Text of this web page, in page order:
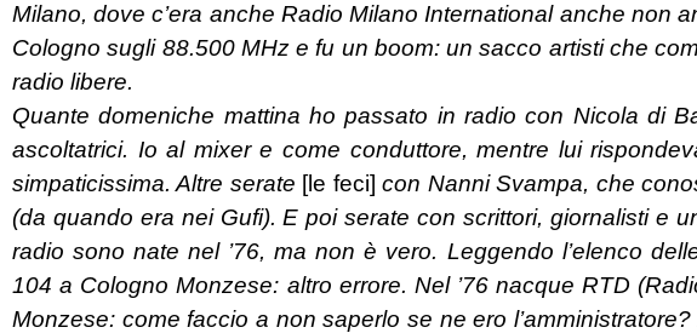
Milano, dove c’era anche Radio Milano International anche non
Cologno sugli 88.500 MHz e fu un boom: un sacco artisti che
radio libere.
Quante domeniche mattina ho passato in radio con Nicola di
ascoltatrici. Io al mixer e come conduttore, mentre lui
simpaticissima. Altre serate [le feci]con Nanni Svampa, che
(da quando era nei Gufi). E poi serate con scrittori, giornalisti e
radio sono nate nel ’76, ma non è vero. Leggendo l’elenco
104 a Cologno Monzese: altro errore. Nel ’76 nacque RTD
Monzese: come faccio a non saperlo se ne ero